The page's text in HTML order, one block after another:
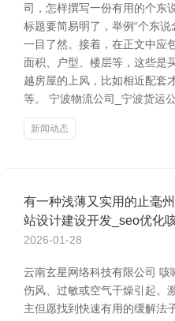
司，怎样撰写一份有用的个东
标题要简易明了，举例“个东
一目了然。接着，在正文中应
面积、户型、楼层等，这些是
越房屋的上风，比如相近配套
等。 宁波物流公司_宁波货运
新闻动态
有一种浅薄又实用的止毫
站设计建设开发_seo优
2026-01-28
云南玄星网络科技有限公司
伤风、过敏或空气干燥引起。
主但愿找到快速有用的缓解法